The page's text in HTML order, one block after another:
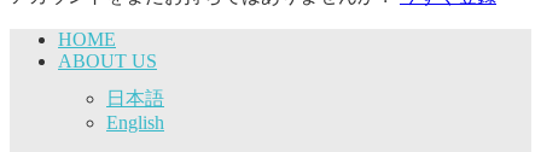
HOME
ABOUT US
日本語
English